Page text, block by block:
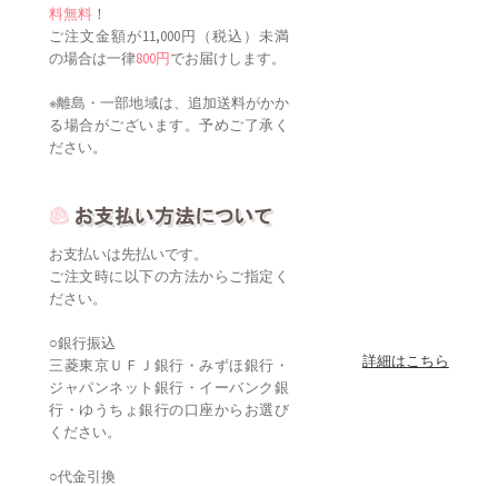
料無料 ！
ご注文金額が11,000円（税込）未満
の場合は一律800円でお届けします。
※離島・一部地域は、追加送料がかか
る場合がございます。予めご了承く
ださい。
お支払いは先払いです。
ご注文時に以下の方法からご指定く
ださい。
○銀行振込
三菱東京ＵＦＪ銀行・みずほ銀行・
ジャパンネット銀行・イーバンク銀
行・ゆうちょ銀行の口座からお選び
ください。
○代金引換
詳細はこちら